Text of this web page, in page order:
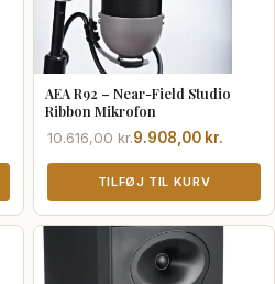
AEA R92 – Near-Field Studio
Ribbon Mikrofon
10.616,00 kr.
Den
oprindelige
var:
10.616,00 kr..
9.908,00 kr.
Den
aktuelle
er:
9.908,00 kr..
TILFØJ TIL KURV